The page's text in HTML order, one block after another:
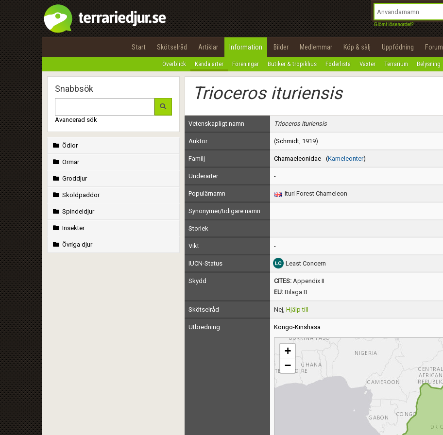
Glömt lösenordet?
Start Skötselråd Artiklar Information Bilder Medlemmar Köp & sälj Uppfödning Forum
Överblick Kända arter Föreningar Butiker & tropikhus Foderlista Växter Terrarium Belysning
Snabbsök
Avancerad sök
Ödlor
Ormar
Groddjur
Sköldpaddor
Spindeldjur
Insekter
Övriga djur
Trioceros ituriensis
Vetenskapligt namn Trioceros ituriensis
Auktor (Schmidt, 1919)
Familj Chamaeleonidae - (Kameleonter)
Underarter -
Populärnamn Ituri Forest Chameleon
Synonymer/tidigare namn
Storlek
Vikt -
IUCN-Status Least Concern
Skydd CITES: Appendix II
EU:Bilaga B
Skötselråd Nej, Hjälp till
Utbredning Kongo-Kinshasa
+
−
Utför
100%
OK
integritetspolicy
Namn:
Epost:
Användarnamn:
Lösenord:
Privacy Policy
Terms of Service
Begär nytt lösenord
Tillbaka till förstasidan